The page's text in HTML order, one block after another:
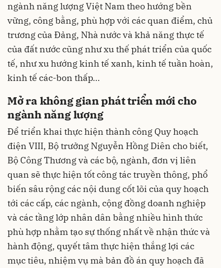
ngành năng lượng Việt Nam theo hướng bền
vững, công bằng, phù hợp với các quan điểm, chủ
trương của Đảng, Nhà nước và khả năng thực tế
của đất nước cũng như xu thế phát triển của quốc
tế, như xu hướng kinh tế xanh, kinh tế tuần hoàn,
kinh tế các-bon thấp…
Mở ra không gian phát triển mới cho
ngành năng lượng
Để triển khai thực hiện thành công Quy hoạch
điện VIII, Bộ trưởng Nguyễn Hồng Diên cho biết,
Bộ Công Thương và các bộ, ngành, đơn vị liên
quan sẽ thực hiện tốt công tác truyền thông, phổ
biến sâu rộng các nội dung cốt lõi của quy hoạch
tới các cấp, các ngành, cộng đồng doanh nghiệp
và các tầng lớp nhân dân bằng nhiều hình thức
phù hợp nhằm tạo sự thống nhất về nhận thức và
hành động, quyết tâm thực hiện thắng lợi các
mục tiêu, nhiệm vụ mà bản đồ án quy hoạch đã